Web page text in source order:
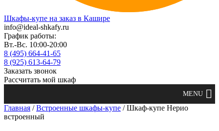
Шкафы-купе на заказ в Кашире
info@ideal-shkafy.ru
График работы:
Вт.-Вс. 10:00-20:00
8 (495) 664-41-65
8 (925) 613-64-79
Заказать звонок
Рассчитать мой шкаф
Главная /Встроенные шкафы-купе / Шкаф-купе Нерио
встроенный